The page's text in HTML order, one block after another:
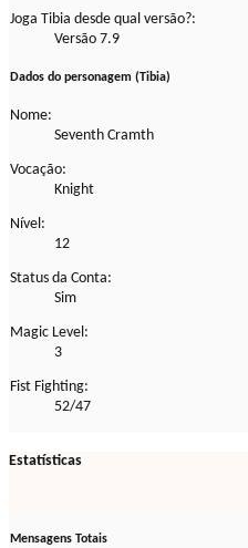
Joga Tibia desde qual versão?:
Versão 7.9
Dados do personagem (Tibia)
Nome:
Seventh Cramth
Vocação:
Knight
Nível:
12
Status da Conta:
Sim
Magic Level:
3
Fist Fighting:
52/47
Estatísticas
Mensagens Totais